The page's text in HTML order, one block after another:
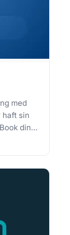
med
haft sin
din
vi